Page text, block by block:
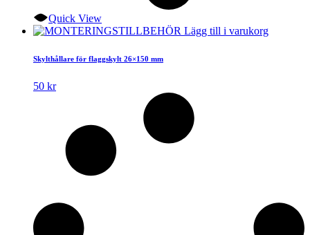
Quick View
Lägg till i varukorg
Skylthållare för flaggskylt 26×150 mm
50 kr